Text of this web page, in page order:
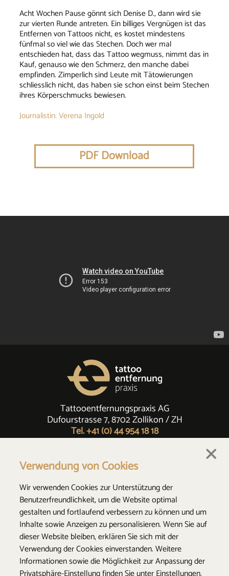
Acht Wochen Pause gönnt sich Denise D., dann wird sie
zur vierten Runde antreten. Ein billiges Vergnügen ist das
Entfernen von Tattoos nicht, es kostet mindestens
fünfmal so viel wie das Stechen. Doch wer mal
entschieden hat, dass das Tattoo wegmuss, nimmt das in
Kauf, genauso wie den Schmerz, den manche dabei
empfinden. Zimperlich sind Leute mit Tätowierungen
schliesslich nicht, das haben sie schon einst beim Stechen
ihres Körperschmucks bewiesen.
Journalistin: Verena Ingold
PDF Download
Tattooentfernungspraxis AG
Dufourstrasse 7, 8702 Zollikon / ZH
Tel. +41 (0) 44 954 18 18
© 2026 Tattooentfernungspraxis AG
webwork:lemonbrain.ch
Impressum Datenschutz Cookie Einstellungen
Verwendung von Cookies
Wir verwenden Cookies zur Unterstützung der
Benutzerfreundlichkeit, um die Website optimal
gestalten und fortlaufend verbessern zu können und um
Inhalte sowie Anzeigen zu personalisieren. Wenn Sie auf
dieser Website bleiben, erklären Sie sich mit der
Verwendung der Cookies einverstanden. Weitere
Informationen sowie die Möglichkeit zur Anpassung der